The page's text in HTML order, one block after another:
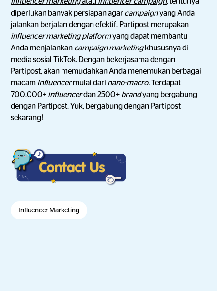
diperlukan banyak persiapan agar campaignyang Anda
jalankan berjalan dengan efektif. Partipost merupakan
influencer marketing platformyang dapat membantu
Anda menjalankan campaign marketingkhususnya di
media sosial TikTok. Dengan bekerjasama dengan
Partipost, akan memudahkan Anda menemukan berbagai
macam influencermulai dari nano-macro. Terdapat
700.000+ influencerdan 2500+ brandyang bergabung
dengan Partipost. Yuk, bergabung dengan Partipost
sekarang!
Influencer Marketing